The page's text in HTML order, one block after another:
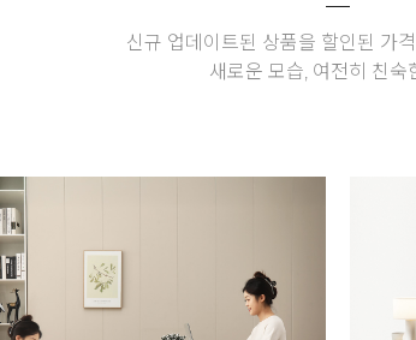
신규 업데이트된 상품을 할인된 가
새로운 모습, 여전히 친숙